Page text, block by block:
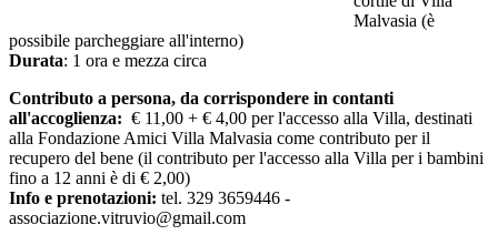
Malvasia (è
possibile parcheggiare all'interno)
Durata: 1 ora e mezza circa
Contributo a persona, da corrispondere in contanti
all'accoglienza: € 11,00 + € 4,00 per l'accesso alla Villa, destinati
alla Fondazione Amici Villa Malvasia come contributo per il
recupero del bene (il contributo per l'accesso alla Villa per i bambini
fino a 12 anni è di € 2,00)
Info e prenotazioni: tel. 329 3659446 -
associazione.vitruvio@gmail.com